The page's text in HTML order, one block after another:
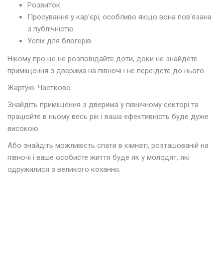
Розвиток
Просування у кар'єрі, особливо якщо вона пов'язана
з публічністю
Успіх для блогерів
Нікому про це не розповідайте доти, доки не знайдете
приміщення з дверима на півночі і не переїдете до нього.
Жартую. Частково.
Знайдіть приміщення з дверима у північному секторі та
працюйте в ньому весь рік і ваша ефективність буде дуже
високою.
Або знайдіть можливість спати в кімнаті, розташованій на
півночі і ваше особисте життя буде як у молодят, які
одружилися з великого кохання.